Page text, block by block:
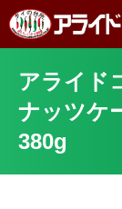
アライド
ナッツケ
380g